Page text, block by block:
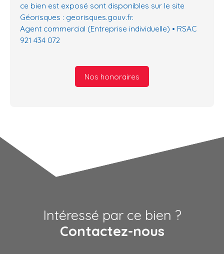
ce bien est exposé sont disponibles sur le site
Géorisques : georisques.gouv.fr.
Agent commercial (Entreprise individuelle) • RSAC
921 434 072
Nos honoraires
Intéressé par ce bien ?
Contactez-nous